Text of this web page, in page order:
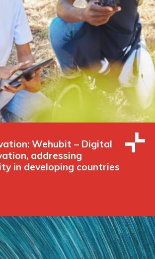
Wehubit – Digital
addressing
in developing countries